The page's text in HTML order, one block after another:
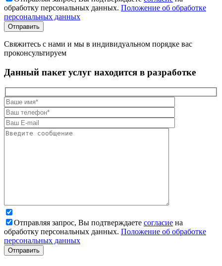
обработку персональных данных. Положение об обработке
персональных данных
Свяжитесь с нами и мы в индивидуальном порядке вас
проконсультируем
Данный пакет услуг находится в разработке
Отправляя запрос, Вы подтверждаете согласие на
обработку персональных данных. Положение об обработке
персональных данных